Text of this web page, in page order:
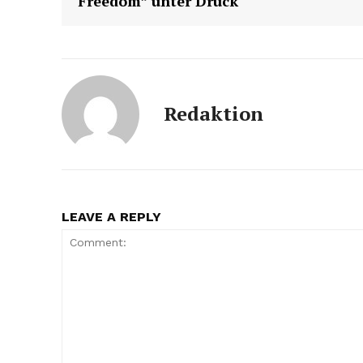
Redaktion
LEAVE A REPLY